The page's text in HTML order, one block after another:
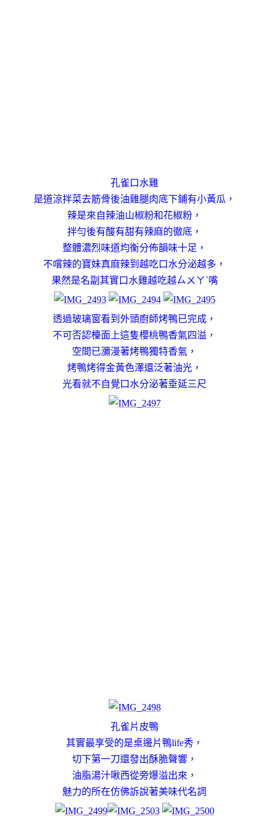
孔雀口水雞
是道涼拌菜去筋骨後油雞腿肉底下鋪有小黃瓜，
辣是來自辣油山椒粉和花椒粉，
拌勻後有酸有甜有辣麻的徹底，
整體濃烈味道均衡分佈韻味十足，
不嚐辣的寶妹真麻辣到越吃口水分泌越多，
果然是名副其實口水雞越吃越ㄙㄨㄚˋ嘴
透過玻璃窗看到外頭廚師烤鴨已完成，
不可否認檯面上這隻櫻桃鴨香氣四溢，
空間已瀰漫著烤鴨獨特香氣，
烤鴨烤得金黃色澤還泛著油光，
光看就不自覺口水分泌著垂延三尺
孔雀片皮鴨
其實最享受的是桌邊片鴨life秀，
切下第一刀還發出酥脆聲響，
油脂湯汁啾西從旁爆溢出來，
魅力的所在仿佛訴說著美味代名詞